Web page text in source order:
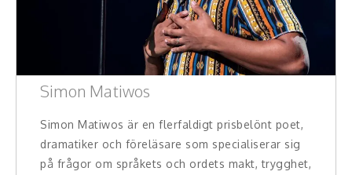
Simon Matiwos
Simon Matiwos är en flerfaldigt prisbelönt poet,
dramatiker och föreläsare som specialiserar sig
på frågor om språkets och ordets makt, trygghet,